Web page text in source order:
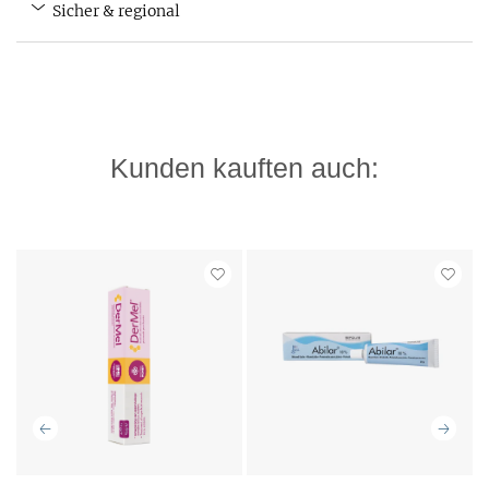
Sicher & regional
Kunden kauften auch: